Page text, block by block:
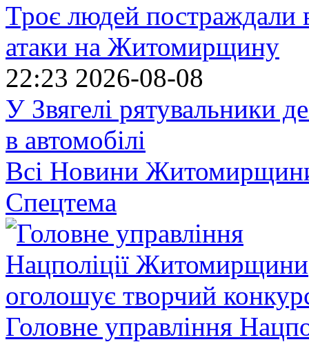
Троє людей постраждали
атаки на Житомирщину
22:23 2026-08-08
У Звягелі рятувальники
в автомобілі
Всі Новини
Спецтема
Головне управління